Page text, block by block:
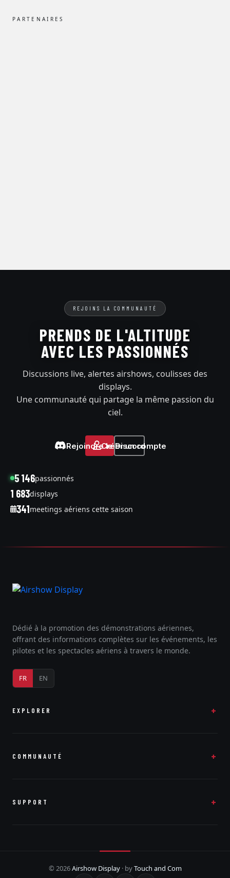
PARTENAIRES
REJOINS LA COMMUNAUTÉ
PRENDS DE L'ALTITUDE
AVEC LES PASSIONNÉS
Discussions live, alertes airshows, coulisses des
displays.
Une communauté qui partage la même passion du
ciel.
Rejoindre le Discord
Créer un compte
5 146passionnés
1 683displays
341meetings aériens cette saison
Dédié à la promotion des démonstrations aériennes,
offrant des informations complètes sur les événements, les
pilotes et les spectacles aériens à travers le monde.
FR EN
EXPLORER
COMMUNAUTÉ
SUPPORT
© 2026Airshow Display· byTouch and Com